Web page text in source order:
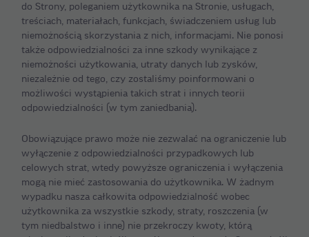
do Strony, poleganiem użytkownika na Stronie, usługach,
treściach, materiałach, funkcjach, świadczeniem usług lub
niemożnością skorzystania z nich, informacjami. Nie ponosi
także odpowiedzialności za inne szkody wynikające z
niemożności użytkowania, utraty danych lub zysków,
niezależnie od tego, czy zostaliśmy poinformowani o
możliwości wystąpienia takich strat i innych teorii
odpowiedzialności (w tym zaniedbania).
Obowiązujące prawo może nie zezwalać na ograniczenie lub
wyłączenie z odpowiedzialności przypadkowych lub
celowych strat, wtedy powyższe ograniczenia i wyłączenia
mogą nie mieć zastosowania do użytkownika. W żadnym
wypadku nasza całkowita odpowiedzialność wobec
użytkownika za wszystkie szkody, straty, roszczenia (w
tym niedbalstwo i inne) nie przekroczy kwoty, którą